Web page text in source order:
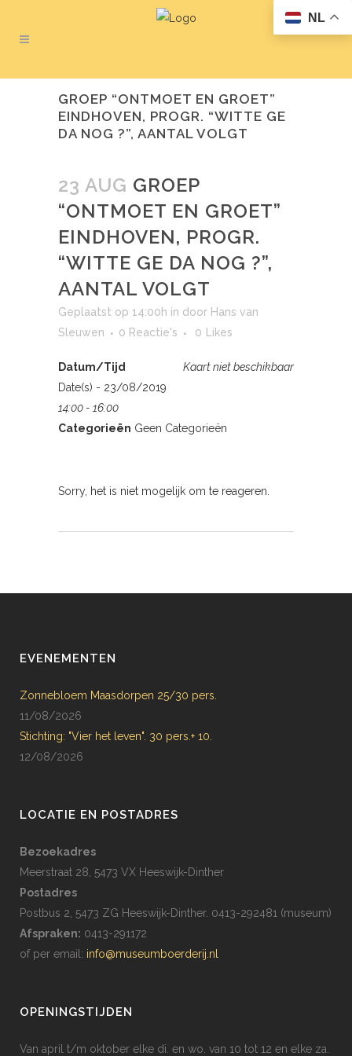
GROEP “ONTMOET EN GROET”
EINDHOVEN, PROGR. “WITTE GE
DA NOG ?”, AANTAL VOLGT
23 AUG GROEP
“ONTMOET EN GROET”
EINDHOVEN, PROGR.
“WITTE GE DA NOG ?”,
AANTAL VOLGT
Geplaatst op 14:00h in door Hans van
Sleuwen
0 Reactie's 0 Likes
Kaart niet beschikbaar
Datum/Tijd
Date(s) - 23/08/2019
14:00 - 16:00
Categorieën Geen Categorieën
Sorry, het is niet mogelijk om te reageren.
EVENEMENTEN
Zonnebloem Maasdorpen 25/30 pers.
11/08/2026
Stichting: "Vier het leven". 30 pers.+ 10.
12/08/2026
LOCATIE EN POSTADRES
Bezoekadres
Meerstraat 28, 5473 VX Heeswijk-Dinther
Postadres
Postbus 2, 5473 ZG Heeswijk-Dinther. 0413-292481 (museum)
Afspraken: 0413-291172
of per email: info@museumboerderij.nl
OPENINGSTIJDEN
Van april t/m oktober elke di. en wo. van 10 tot 12 en elke za.
NL